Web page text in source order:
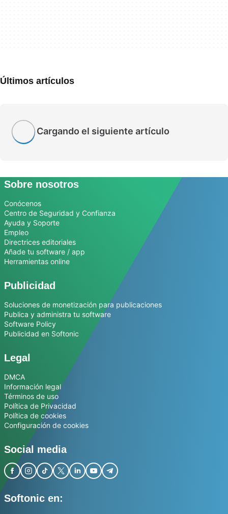
Últimos artículos
Cargando el siguiente artículo
Sobre nosotros
Conócenos
Centro de Seguridad y Confianza
Ayuda y Soporte
Empleo
Directrices editoriales
Añade tu software / app
Herramientas online
Publicidad
Soluciones de monetización para publicaciones
Publica y administra tu software
Software Policy
Publicidad en Softonic
Legal
DMCA
Información legal
Términos de uso
Política de Privacidad
Política de cookies
Configuración de cookies
Social media
Softonic en: